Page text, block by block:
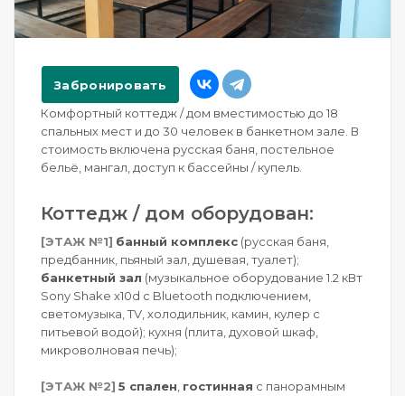
Забронировать
Комфортный коттедж / дом вместимостью до 18
спальных мест и до 30 человек в банкетном зале. В
стоимость включена русская баня, постельное
бельё, мангал, доступ к бассейны / купель.
Коттедж / дом оборудован:
[ЭТАЖ №1] банный комплекс (русская баня,
предбанник, пьяный зал, душевая, туалет);
банкетный зал (музыкальное оборудование 1.2 кВт
Sony Shake x10d с Bluetooth подключением,
светомузыка, TV, холодильник, камин, кулер с
питьевой водой); кухня (плита, духовой шкаф,
микроволновая печь);
[ЭТАЖ №2] 5 спален гостинная с панорамным